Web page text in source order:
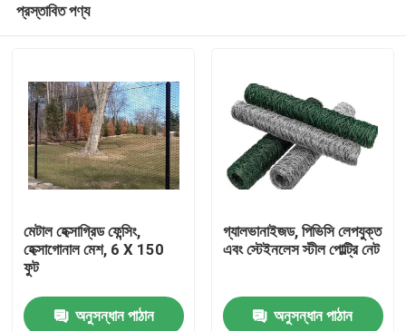
প্রস্তাবিত পণ্য
মেটাল হেক্সাগ্রিড ফেন্সিং,
হেক্সাগোনাল মেশ, 6 X 150
ফুট
অনুসন্ধান পাঠান
গ্যালভানাইজড, পিভিসি লেপযুক্ত
এবং স্টেইনলেস স্টীল পোল্ট্রি নেট
অনুসন্ধান পাঠান